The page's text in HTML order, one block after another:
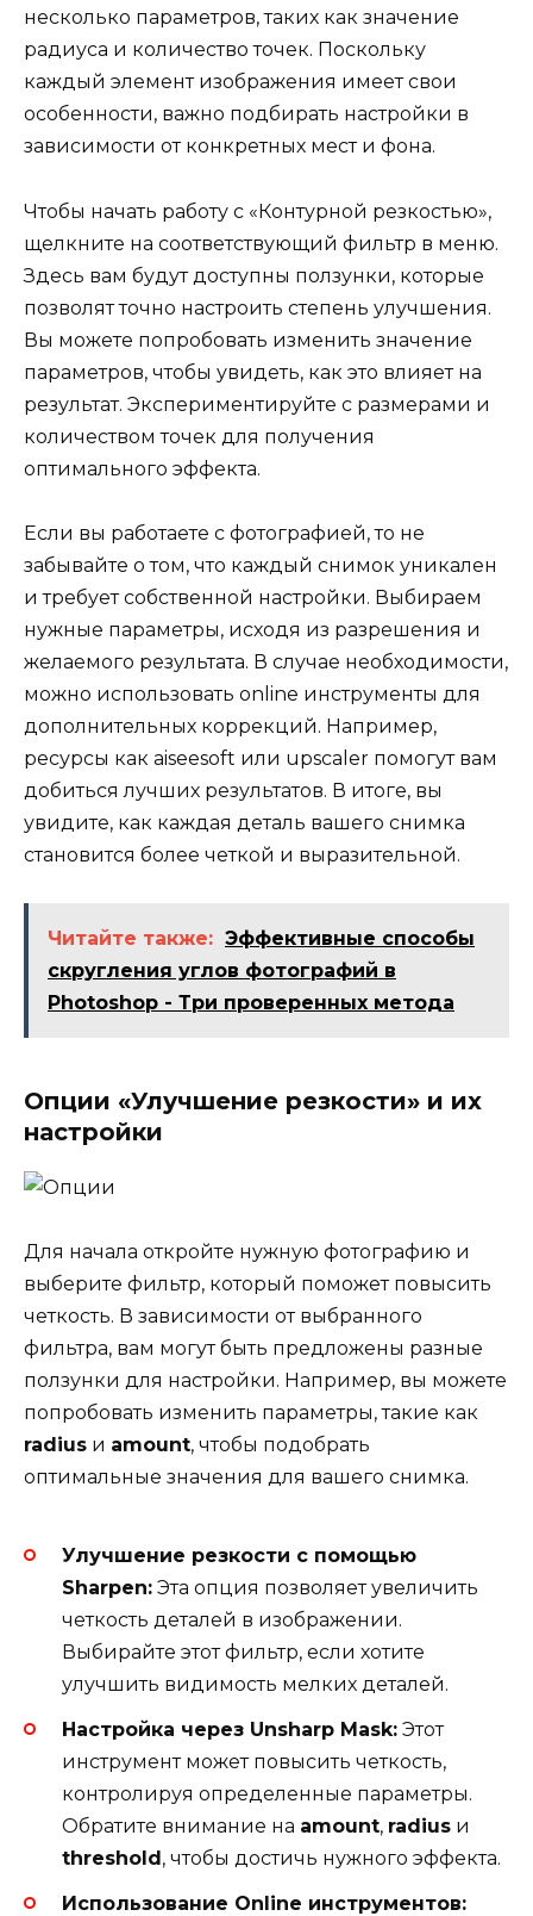
несколько параметров, таких как значение
радиуса и количество точек. Поскольку
каждый элемент изображения имеет свои
особенности, важно подбирать настройки в
зависимости от конкретных мест и фона.
Чтобы начать работу с «Контурной резкостью»,
щелкните на соответствующий фильтр в меню.
Здесь вам будут доступны ползунки, которые
позволят точно настроить степень улучшения.
Вы можете попробовать изменить значение
параметров, чтобы увидеть, как это влияет на
результат. Экспериментируйте с размерами и
количеством точек для получения
оптимального эффекта.
Если вы работаете с фотографией, то не
забывайте о том, что каждый снимок уникален
и требует собственной настройки. Выбираем
нужные параметры, исходя из разрешения и
желаемого результата. В случае необходимости,
можно использовать online инструменты для
дополнительных коррекций. Например,
ресурсы как aiseesoft или upscaler помогут вам
добиться лучших результатов. В итоге, вы
увидите, как каждая деталь вашего снимка
становится более четкой и выразительной.
Читайте также: Эффективные способы
скругления углов фотографий в
Photoshop - Три проверенных метода
Опции «Улучшение резкости» и их
настройки
Для начала откройте нужную фотографию и
выберите фильтр, который поможет повысить
четкость. В зависимости от выбранного
фильтра, вам могут быть предложены разные
ползунки для настройки. Например, вы можете
попробовать изменить параметры, такие как
radius и amount, чтобы подобрать
оптимальные значения для вашего снимка.
Улучшение резкости с помощью
Sharpen: Эта опция позволяет увеличить
четкость деталей в изображении.
Выбирайте этот фильтр, если хотите
улучшить видимость мелких деталей.
Настройка через Unsharp Mask: Этот
инструмент может повысить четкость,
контролируя определенные параметры.
Обратите внимание на amount, radius и
threshold, чтобы достичь нужного эффекта.
Использование Online инструментов: